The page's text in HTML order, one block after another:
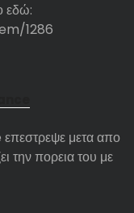
εδώ:
1286
μετα απο
την πορεια του με